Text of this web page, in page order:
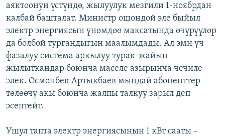
аяктоонун үстүндө, жылуулук мезгили 1-ноябрдан
калбай башталат. Министр ошондой эле быйыл
электр энергиясын үнөмдөө максатында өчүрүүлөр
да болбой тургандыгын маалымдады. Ал эми үч
фазалуу система аркылуу турак-жайын
жылыткандар боюнча маселе азырынча чечиле
элек. Осмонбек Артыкбаев мындай абоненттер
төлөөчү акы боюнча жалпы талкуу зарыл деп
эсептейт.
Ушул тапта электр энергиясынын 1 кВт сааты –